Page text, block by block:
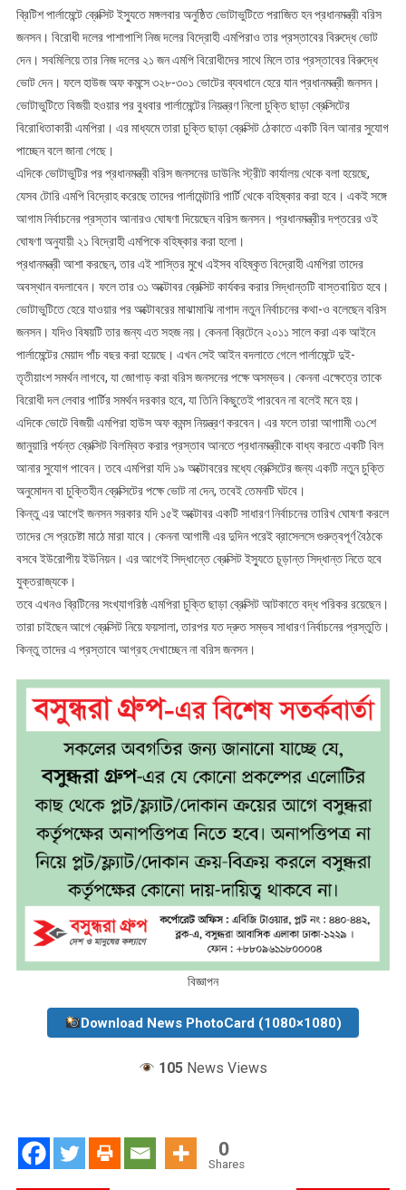
ব্রিটিশ পার্লামেন্টে ব্রেক্সিট ইস্যুতে মঙ্গলবার অনুষ্ঠিত ভোটাভুটিতে পরাজিত হন প্রধানমন্ত্রী বরিস
জনসন। বিরোধী দলের পাশাপাশি নিজ দলের বিদ্রোহী এমপিরাও তার প্রস্তাবের বিরুদ্ধে ভোট
দেন। সবমিলিয়ে তার নিজ দলের ২১ জন এমপি বিরোধীদের সাথে মিলে তার প্রস্তাবের বিরুদ্ধে
ভোট দেন। ফলে হাউজ অফ কমন্সে ৩২৮-৩০১ ভোটের ব্যবধানে হেরে যান প্রধানমন্ত্রী জনসন।
ভোটাভুটিতে বিজয়ী হওয়ার পর বুধবার পার্লামেন্টের নিয়ন্ত্রণ নিলো চুক্তি ছাড়া ব্রেক্সিটের
বিরোধিতাকারী এমপিরা। এর মাধ্যমে তারা চুক্তি ছাড়া ব্রেক্সিট ঠেকাতে একটি বিল আনার সুযোগ
পাচ্ছেন বলে জানা গেছে।
এদিকে ভোটাভুটির পর প্রধানমন্ত্রী বরিস জনসনের ডাউনিং স্ট্রীট কার্যালয় থেকে বলা হয়েছে,
যেসব টোরি এমপি বিদ্রোহ করেছে তাদের পার্লামেন্টারি পার্টি থেকে বহিষ্কার করা হবে। একই সঙ্গে
আগাম নির্বাচনের প্রস্তাব আনারও ঘোষণা দিয়েছেন বরিস জনসন। প্রধানমন্ত্রীর দপ্তরের ওই
ঘোষণা অনুযায়ী ২১ বিদ্রোহী এমপিকে বহিষ্কার করা হলো।
প্রধানমন্ত্রী আশা করছেন, তার এই শাস্তির মুখে এইসব বহিষ্কৃত বিদ্রোহী এমপিরা তাদের
অবস্থান বদলাবেন। ফলে তার ৩১ অক্টোবর ব্রেক্সিট কার্যকর করার সিদ্ধান্তটি বাস্তবায়িত হবে।
ভোটাভুটিতে হেরে যাওয়ার পর অক্টোবরের মাঝামাঝি নাগাদ নতুন নির্বাচনের কথা-ও বলেছেন বরিস
জনসন। যদিও বিষয়টি তার জন্য এত সহজ নয়। কেননা ব্রিটেনে ২০১১ সালে করা এক আইনে
পার্লামেন্টের মেয়াদ পাঁচ বছর করা হয়েছে। এখন সেই আইন বদলাতে গেলে পার্লামেন্টে দুই-
তৃতীয়াংশ সমর্থন লাগবে, যা জোগাড় করা বরিস জনসনের পক্ষে অসম্ভব। কেননা এক্ষেত্রে তাকে
বিরোধী দল লেবার পার্টির সমর্থন দরকার হবে, যা তিনি কিছুতেই পারবেন না বলেই মনে হয়।
এদিকে ভোটে বিজয়ী এমপিরা হাউস অফ কমন্স নিয়ন্ত্রণ করবেন। এর ফলে তারা আগাামী ৩১শে
জানুয়ারি পর্যন্ত ব্রেক্সিট বিলম্বিত করার প্রস্তাব আনতে প্রধানমন্ত্রীকে বাধ্য করতে একটি বিল
আনার সুযোগ পাবেন। তবে এমপিরা যদি ১৯ অক্টোবরের মধ্যে ব্রেক্সিটের জন্য একটি নতুন চুক্তি
অনুমোদন বা চুক্তিহীন ব্রেক্সিটের পক্ষে ভোট না দেন, তবেই তেমনটি ঘটবে।
কিন্তু এর আগেই জনসন সরকার যদি ১৫ই অক্টোবর একটি সাধারণ নির্বাচনের তারিখ ঘোষণা করলে
তাদের সে প্রচেষ্টা মাঠে মারা যাবে। কেননা আগামী এর দুদিন পরেই ব্রাসেলসে গুরুত্বপূর্ণ বৈঠকে
বসবে ইউরোপীয় ইউনিয়ন। এর আগেই সিদ্ধান্তে ব্রেক্সিট ইস্যুতে চূড়ান্ত সিদ্ধান্ত নিতে হবে
যুক্তরাজ্যকে।
তবে এখনও ব্রিটিনের সংখ্যাগরিষ্ঠ এমপিরা চুক্তি ছাড়া ব্রেক্সিট আটকাতে বদ্ধ পরিকর রয়েছেন।
তারা চাইছেন আগে ব্রেক্সিট নিয়ে ফয়সালা, তারপর যত দ্রুত সম্ভব সাধারণ নির্বাচনের প্রস্তুতি।
কিন্তু তাদের এ প্রস্তাবে আগ্রহ দেখাচ্ছেন না বরিস জনসন।
বিজ্ঞাপন
Download News PhotoCard (1080×1080)
105 News Views
0
Shares